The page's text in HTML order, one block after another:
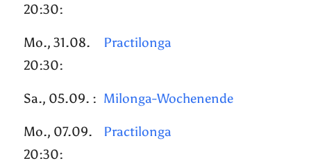
20:30:
Mo., 31.08.
20:30:
Practilonga
Sa., 05.09. : Milonga-Wochenende
Mo., 07.09.
20:30:
Practilonga